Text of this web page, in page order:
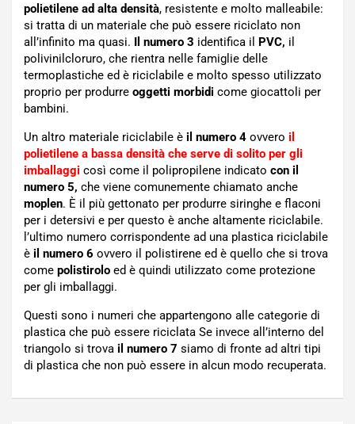
polietilene ad alta densità, resistente e molto malleabile:
si tratta di un materiale che può essere riciclato non
all’infinito ma quasi. Il numero 3 identifica il PVC, il
polivinilcloruro, che rientra nelle famiglie delle
termoplastiche ed è riciclabile e molto spesso utilizzato
proprio per produrre oggetti morbidi come giocattoli per
bambini.
Un altro materiale riciclabile è il numero 4 ovvero il
polietilene a bassa densità che serve di solito per gli
imballaggi così come il polipropilene indicato con il
numero 5, che viene comunemente chiamato anche
moplen. È il più gettonato per produrre siringhe e flaconi
per i detersivi e per questo è anche altamente riciclabile.
l’ultimo numero corrispondente ad una plastica riciclabile
è il numero 6 ovvero il polistirene ed è quello che si trova
come polistirolo ed è quindi utilizzato come protezione
per gli imballaggi.
Questi sono i numeri che appartengono alle categorie di
plastica che può essere riciclata Se invece all’interno del
triangolo si trova il numero 7 siamo di fronte ad altri tipi
di plastica che non può essere in alcun modo recuperata.